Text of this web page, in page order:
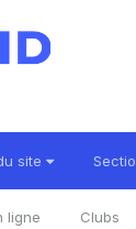
site
ligne Clubs